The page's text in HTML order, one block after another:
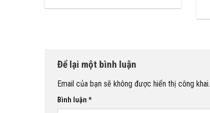
Để lại một bình luận
Email của bạn sẽ không được hiển thị công khai.
Bình luận *